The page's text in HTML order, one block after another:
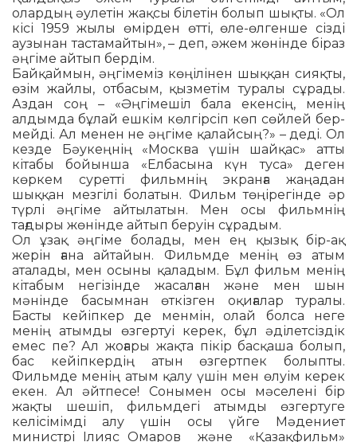
олардың әулетін жақсы білетін бо­лып шықты. «Ол
кісі 1959 жылы өмірден өтті, өле-өлгенше сізді
аузынан тастамайтын», – деп, әжем жөнінде біраз
әңгіме ай­тып бердім.
Байқаймын, әңгімеміз көңілінен шық­қан сияқты,
өзім жайлы, отбасым, қыз­ме­тім туралы сұрады.
Аздан соң – «Әңгі­ме­шіл бала екенсің, менің
алдымда бұ­лай ешкім көлгірсіп көп сөйлей бер­
мей­ді. Ал менен не әңгіме қалайсың?» – деді. Ол
кезде Бәукеңнің «Москва үшін шай­қас» атты
кітабы бойынша «Елбасына күн туса» деген
көркем суретті фильмнің эк­ранға жаңадан
шыққан мезгілі болатын. Фильм төңірегінде әр
түрлі әңгіме ай­тылатын. Мен осы фильмнің
тағдыры жөнінде айтып беруін сұрадым.
Ол ұзақ әңгіме болады, мен ең қызық бір-ақ
жерін ғана айтайын. Фильмде ме­нің өз атым
аталады, мен осыны қаладым. Бұл фильм менің
кітабым негізінде жа­сал­ған және мен шын
мәнінде басымнан өткізген оқиғалар туралы.
Басты кейіпкер де менмін, олай болса неге
менің атымды өзгертуі керек, бұл әділетсіздік
емес пе? Ал жоғары жақта пікір басқаша болып,
бас кейіпкердің атын өзгертпек болыпты.
Фильмде менің атым қалу үшін мен өлуім керек
екен. Ал әйтпесе! Сонымен осы мә­селені бір
жақты шешіп, фильмдегі атым­ды өзгертуге
келісімімді алу үшін осы үйге Мәдениет
министрі Ілияс Омаров және «Қазақфильм»